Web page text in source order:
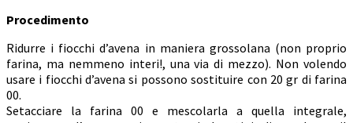
Procedimento
Ridurre i fiocchi d’avena in maniera grossolana (non proprio
farina, ma nemmeno interi!, una via di mezzo). Non volendo
usare i fiocchi d’avena si possono sostituire con 20 gr di farina
00.
Setacciare la farina 00 e mescolarla a quella integrale,